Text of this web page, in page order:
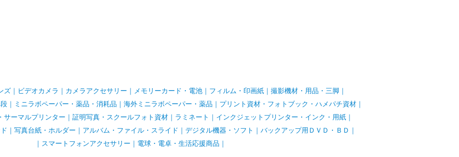
ズ ビデオカメラ カメラアクセサリー メモリーカード・電池 フィルム・印画紙 撮影機材・用品・三脚
ミニラボペーパー・薬品・消耗品 海外ミニラボペーパー・薬品 プリント資材・フォトブック・ハメパチ資材
サーマルプリンター 証明写真・スクールフォト資材 ラミネート インクジェットプリンター・インク・用紙
写真台紙・ホルダー アルバム・ファイル・スライド デジタル機器・ソフト バックアップ用ＤＶＤ・ＢＤ
スマートフォンアクセサリー 電球・電卓・生活応援商品｜